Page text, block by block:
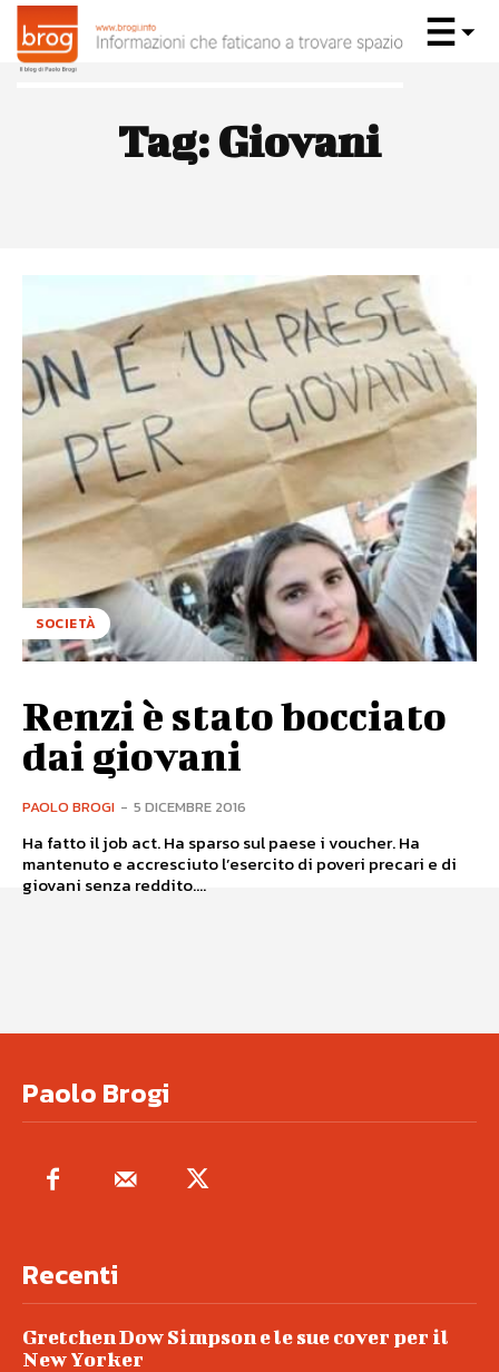
Tag: Giovani
SOCIETÀ
Renzi è stato bocciato
dai giovani
PAOLO BROGI - 5 DICEMBRE 2016
Ha fatto il job act. Ha sparso sul paese i voucher. Ha
mantenuto e accresciuto l’esercito di poveri precari e di
giovani senza reddito....
Paolo Brogi
Recenti
Gretchen Dow Simpson e le sue cover per il
New Yorker